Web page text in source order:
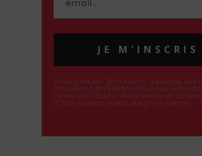
JE M'INSCRIS
En cliquant sur "Je m'inscris", j'accepte que
recueillies par L'Homme Nouveau soient
l'envoi par courrier électronique de
d'informations relatifs aux programmes.